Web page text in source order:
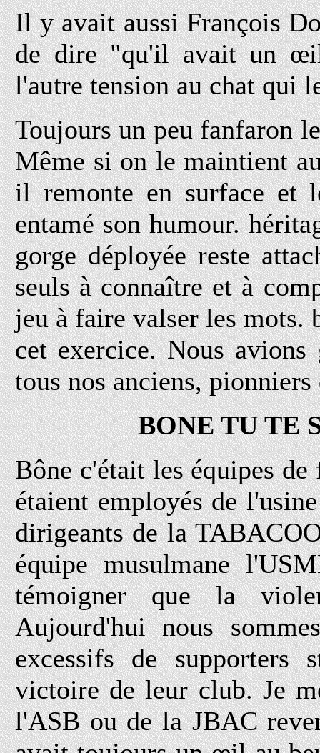
Il y avait aussi François
de dire "qu'il avait un
l'autre tension au chat qui
Toujours un peu fanfaron
Même si on le maintient
il remonte en surface et
entamé son humour.
gorge déployée reste
seuls à connaître et à
jeu à faire valser les mots.
cet exercice. Nous
tous nos anciens,
BONE TU TE
Bône c'était les équipes
étaient employés de
dirigeants de la
équipe musulmane
témoigner que la
Aujourd'hui nous
excessifs de
victoire de leur club. Je
l'ASB ou de la JBAC